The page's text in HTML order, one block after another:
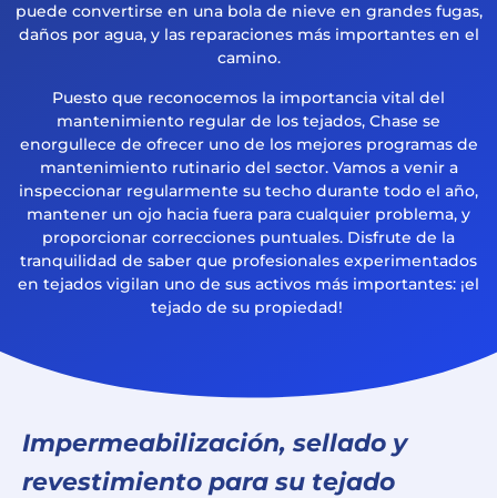
puede convertirse en una bola de nieve en grandes fugas,
daños por agua, y las reparaciones más importantes en el
camino.
Puesto que reconocemos la importancia vital del
mantenimiento regular de los tejados, Chase se
enorgullece de ofrecer uno de los mejores programas de
mantenimiento rutinario del sector. Vamos a venir a
inspeccionar regularmente su techo durante todo el año,
mantener un ojo hacia fuera para cualquier problema, y
proporcionar correcciones puntuales. Disfrute de la
tranquilidad de saber que profesionales experimentados
en tejados vigilan uno de sus activos más importantes: ¡el
tejado de su propiedad!
Impermeabilización, sellado y
revestimiento para su tejado